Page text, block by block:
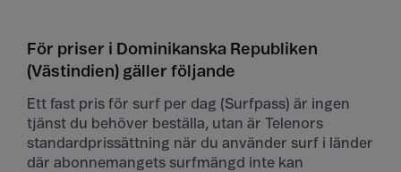
För priser i Dominikanska Republiken
(Västindien) gäller följande
Ett fast pris för surf per dag (Surfpass) är ingen
tjänst du behöver beställa, utan är Telenors
standardprissättning när du använder surf i länder
där abonnemangets surfmängd inte kan